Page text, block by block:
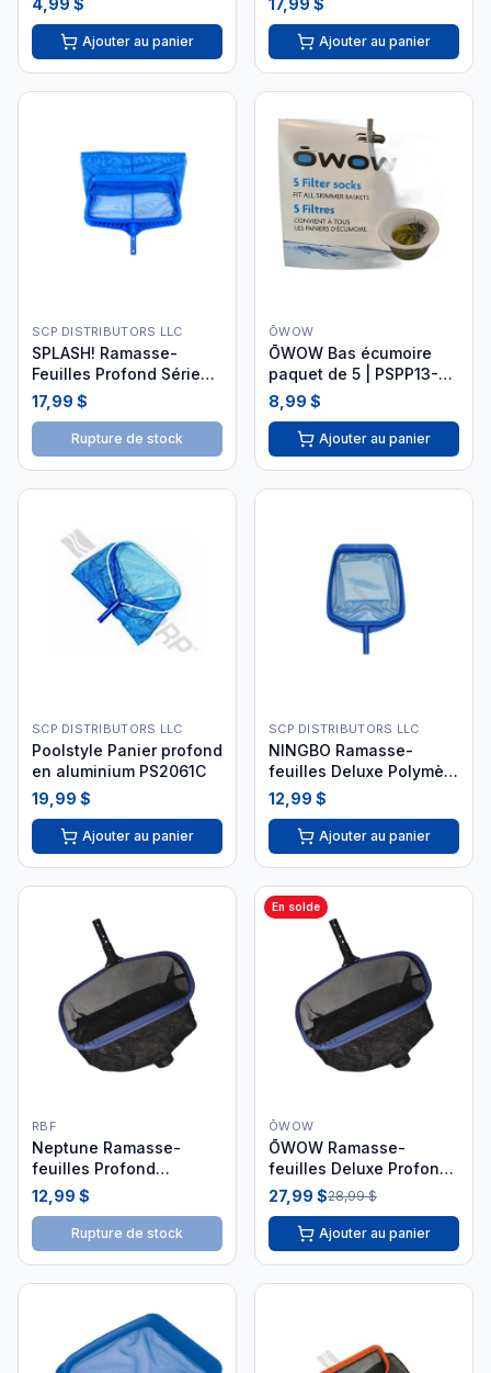
4,99 $
Ajouter au panier
17,99 $
Ajouter au panier
SCP DISTRIBUTORS LLC
SPLASH! Ramasse-
Feuilles Profond Série
Pro Bleu 90230
17,99 $
Rupture de stock
ŌWOW
ŌWOW Bas écumoire
paquet de 5 | PSPP13-
NA-PBH
8,99 $
Ajouter au panier
SCP DISTRIBUTORS LLC
Poolstyle Panier profond
en aluminium PS2061C
19,99 $
Ajouter au panier
SCP DISTRIBUTORS LLC
NINGBO Ramasse-
feuilles Deluxe Polymère
Bleu NNG-40-0036
12,99 $
Ajouter au panier
RBF
Neptune Ramasse-
feuilles Profond
Aluminium
12,99 $
Rupture de stock
En solde
ŌWOW
ŌWOW Ramasse-
feuilles Deluxe Profond
Bleu 368-BLUE-CB
27,99 $28,99 $
Ajouter au panier